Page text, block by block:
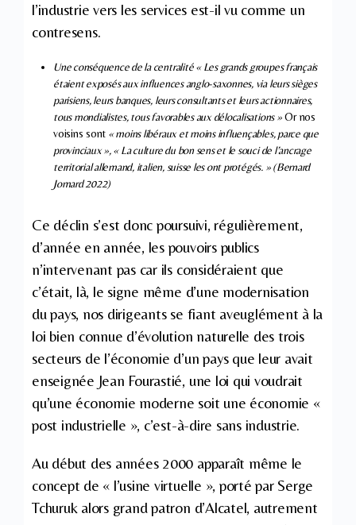
l’industrie vers les services est-il vu comme un
contresens.
Une conséquence de la centralité « Les grands groupes français
étaient exposés aux influences anglo-saxonnes, via leurs sièges
parisiens, leurs banques, leurs consultants et leurs actionnaires,
tous mondialistes, tous favorables aux délocalisations »Or nos
voisins sont « moins libéraux et moins influençables, parce que
provinciaux », « La culture du bon sens et le souci de l’ancrage
territorial allemand, italien, suisse les ont protégés. » (Bernard
Jomard 2022)
Ce déclin s’est donc poursuivi, régulièrement,
d’année en année, les pouvoirs publics
n’intervenant pas car ils considéraient que
c’était, là, le signe même d’une modernisation
du pays, nos dirigeants se fiant aveuglément à la
loi bien connue d’évolution naturelle des trois
secteurs de l’économie d’un pays que leur avait
enseignée Jean Fourastié, une loi qui voudrait
qu’une économie moderne soit une économie «
post industrielle », c’est-à-dire sans industrie.
Au début des années 2000 apparaît même le
concept de « l’usine virtuelle », porté par Serge
Tchuruk alors grand patron d’Alcatel, autrement